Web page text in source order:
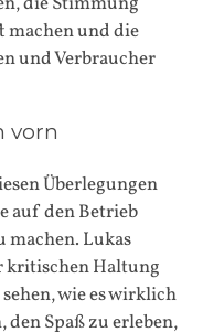
machen und die
und Verbraucher
vorn
Überlegungen
auf den Betrieb
machen. Lukas
kritischen Haltung
wie es wirklich
den Spaß zu erleben,